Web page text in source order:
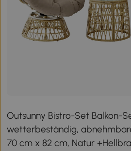
Outsunny Bistro-Set Balkon-
wetterbeständig,
70 cm x 82 cm, Natur